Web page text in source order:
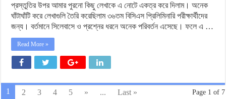
প্রস্তুতির উপর আমার পুরনো কিছু লেখাকে এ নোটে একত্র করে দিলাম। অনেক
ঘাঁটাঘাঁটি করে লেখাগুলি তৈরি করেছিলাম ৩৬তম বিসিএস প্রিলিমিনারি পরীক্ষার্থীদের
জন্য। বর্তমানে সিলেবাসে ও প্রশ্নের ধরনে অনেক পরিবর্তন এসেছে। ফলে এ …
Read More »
Page 1 of 7
1 2 3 4 5 » ... Last »